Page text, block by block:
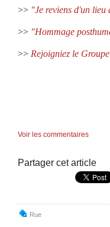
>> "Je reviens d'un lieu
>> "Hommage
>> Rejoigniez le
Voir les commentaires
Partager cet article
Rue